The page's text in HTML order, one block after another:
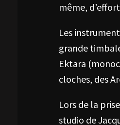
même,
Les
grande
Ektara
cloches, des
Lors de la
studio de